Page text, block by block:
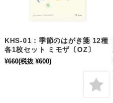
KHS-01：季節のはがき箋 12種
各1枚セット ミモザ〔OZ〕
¥660(税抜 ¥600)